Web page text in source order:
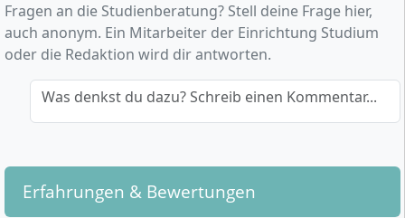
Fragen an die Studienberatung? Stell deine Frage hier,
auch anonym. Ein Mitarbeiter der Einrichtung Studium
oder die Redaktion wird dir antworten.
Was denkst du dazu? Schreib einen Kommentar...
Erfahrungen & Bewertungen